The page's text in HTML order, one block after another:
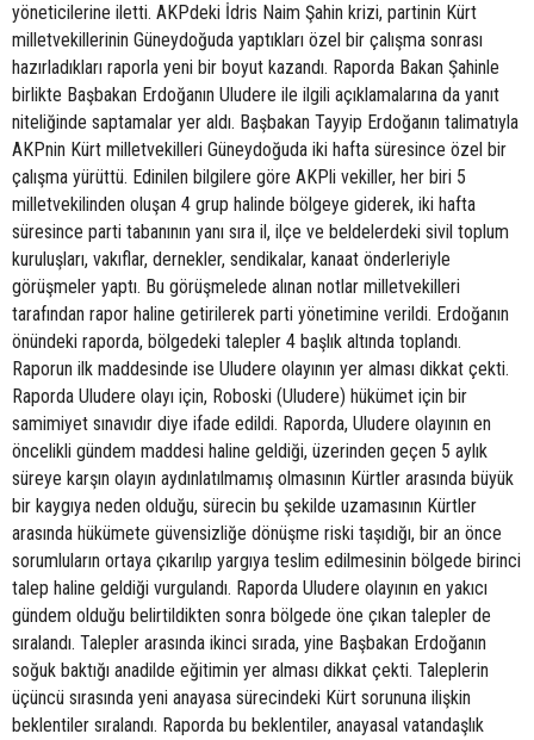
yöneticilerine iletti. AKPdeki İdris Naim Şahin krizi, partinin Kürt
milletvekillerinin Güneydoğuda yaptıkları özel bir çalışma sonrası
hazırladıkları raporla yeni bir boyut kazandı. Raporda Bakan Şahinle
birlikte Başbakan Erdoğanın Uludere ile ilgili açıklamalarına da yanıt
niteliğinde saptamalar yer aldı. Başbakan Tayyip Erdoğanın talimatıyla
AKPnin Kürt milletvekilleri Güneydoğuda iki hafta süresince özel bir
çalışma yürüttü. Edinilen bilgilere göre AKPli vekiller, her biri 5
milletvekilinden oluşan 4 grup halinde bölgeye giderek, iki hafta
süresince parti tabanının yanı sıra il, ilçe ve beldelerdeki sivil toplum
kuruluşları, vakıflar, dernekler, sendikalar, kanaat önderleriyle
görüşmeler yaptı. Bu görüşmelede alınan notlar milletvekilleri
tarafından rapor haline getirilerek parti yönetimine verildi. Erdoğanın
önündeki raporda, bölgedeki talepler 4 başlık altında toplandı.
Raporun ilk maddesinde ise Uludere olayının yer alması dikkat çekti.
Raporda Uludere olayı için, Roboski (Uludere) hükümet için bir
samimiyet sınavıdır diye ifade edildi. Raporda, Uludere olayının en
öncelikli gündem maddesi haline geldiği, üzerinden geçen 5 aylık
süreye karşın olayın aydınlatılmamış olmasının Kürtler arasında büyük
bir kaygıya neden olduğu, sürecin bu şekilde uzamasının Kürtler
arasında hükümete güvensizliğe dönüşme riski taşıdığı, bir an önce
sorumluların ortaya çıkarılıp yargıya teslim edilmesinin bölgede birinci
talep haline geldiği vurgulandı. Raporda Uludere olayının en yakıcı
gündem olduğu belirtildikten sonra bölgede öne çıkan talepler de
sıralandı. Talepler arasında ikinci sırada, yine Başbakan Erdoğanın
soğuk baktığı anadilde eğitimin yer alması dikkat çekti. Taleplerin
üçüncü sırasında yeni anayasa sürecindeki Kürt sorununa ilişkin
beklentiler sıralandı. Raporda bu beklentiler, anayasal vatandaşlık